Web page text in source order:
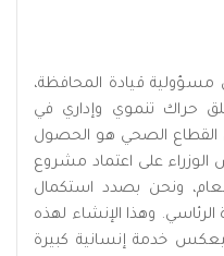
مسؤولية قيادة المحافظة،
حراك تنموي وإداري في
القطاع الصحي هو الحصول
على اعتماد مشروع
ونحن بصدد استكمال
وهذا الإنشاء لهذه
خدمة إنسانية كبيرة